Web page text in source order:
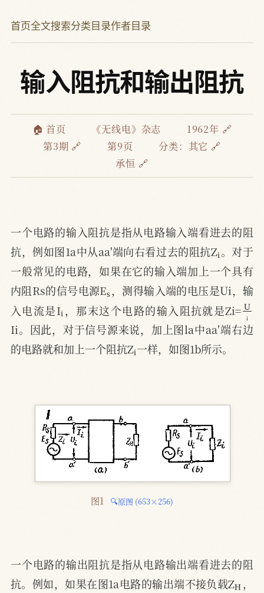
首页全文搜索分类目录作者目录
输入阻抗和输出阻抗
🏠 首页 《无线电》杂志
1962年 🔗
第3期 🔗
第9页 分类： 其它 🔗
承恒 🔗
一个电路的输入阻抗是指从电路输入端看进去的阻
抗，例如图1a中从aa'端向右看过去的阻抗Zi。对于
一般常见的电路，如果在它的输入端加上一个具有
内阻Rs的信号电源Es，测得输入端的电压是Ui，输
入电流是Ii ，那末这个电路的输入阻抗就是Zi=Ui
Ii。因此，对于信号源来说，加上图la中aa′端右边
的电路就和加上一个阻抗Zi一样，如图1b所示。
图1 🔍原图 (653×256)
一个电路的输出阻抗是指从电路输出端看进去的阻
抗。例如，如果在图1a电路的输出端不接负载ZH，